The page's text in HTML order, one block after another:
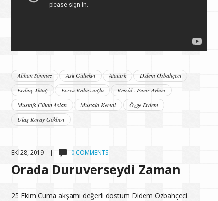
Alihan Sönmez Aslı Gültekin Atatürk
Didem Özbahçeci
Erdinç Aktuğ
Evren Kalaycıoğlu
Kemâl . Pınar Ayhan
Mustafa Cihan Aslan
Mustafa Kemal
Özge Erdem
Ulaş Koray Gökben
EKI 28, 2019 | 0 COMMENTS
Orada Duruverseydi Zaman
25 Ekim Cuma akşamı değerli dostum Didem Özbahçeci